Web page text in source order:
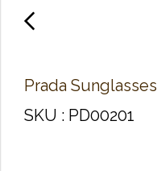
Prada Sunglasses
SKU : PD00201